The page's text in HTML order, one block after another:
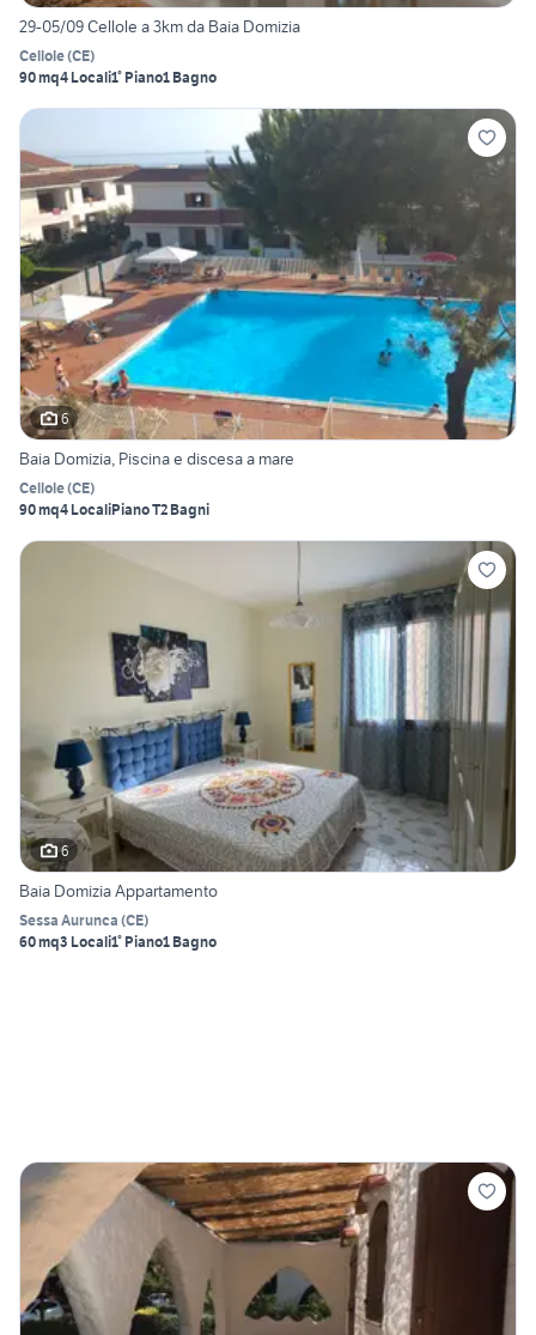
29-05/09 Cellole a 3km da Baia Domizia
Cellole(CE)
90 mq4 Locali1° Piano1 Bagno
6
Baia Domizia, Piscina e discesa a mare
Cellole(CE)
90 mq4 LocaliPiano T2 Bagni
6
Baia Domizia Appartamento
Sessa Aurunca (CE)
60 mq3 Locali1° Piano1 Bagno